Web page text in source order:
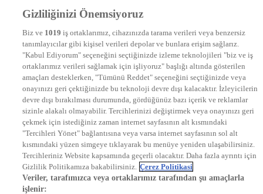
DYG Televizyonlar
STAR
EURO STAR
KRAL POP TV
DYG Radyolar
NTV RADYO
KRAL FM
KRAL POP
EKSEN
VOYAGE
DYG Dijital
ntv.com.tr
ntvspor.net
secim.ntv.com.tr
startv.com.tr
kralmuzik.com.tr
Gizliliğinizi Önemsiyoruz
Biz ve 1019 iş ortaklarımız, cihazınızda tarama verileri veya benzersiz
tanımlayıcılar gibi kişisel verileri depolar ve bunlara erişim sağlarız.
"Kabul Ediyorum" seçeneğini seçtiğinizde izleme teknolojileri "biz ve iş
ortaklarımız verileri sağlamak için işliyoruz" başlığı altında gösterilen
amaçları desteklerken, "Tümünü Reddet" seçeneğini seçtiğinizde veya
onayınızı geri çektiğinizde bu teknoloji devre dışı kalacaktır. İzleyicilerin
devre dışı bırakılması durumunda, gördüğünüz bazı içerik ve reklamlar
sizinle alakalı olmayabilir. Tercihlerinizi değiştirmek veya onayınızı geri
çekmek için istediğiniz zaman internet sayfasının alt kısmındaki
"Tercihleri Yönet" bağlantısına veya varsa internet sayfasının sol alt
kısmındaki yüzen simgeye tıklayarak bu menüye yeniden ulaşabilirsiniz.
Tercihleriniz Website kapsamında geçerli olacaktır. Daha fazla ayrıntı için
Gizlilik Politikamıza bakabilirsiniz. Çerez Politikasi
Veriler, tarafımızca veya ortaklarımız tarafından şu amaçlarla
işlenir: